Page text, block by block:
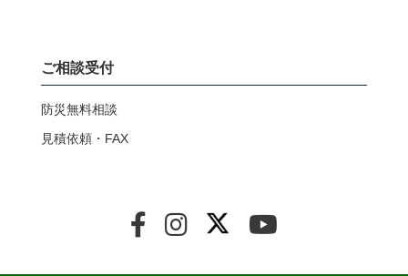
ご相談受付
防災無料相談
見積依頼・FAX